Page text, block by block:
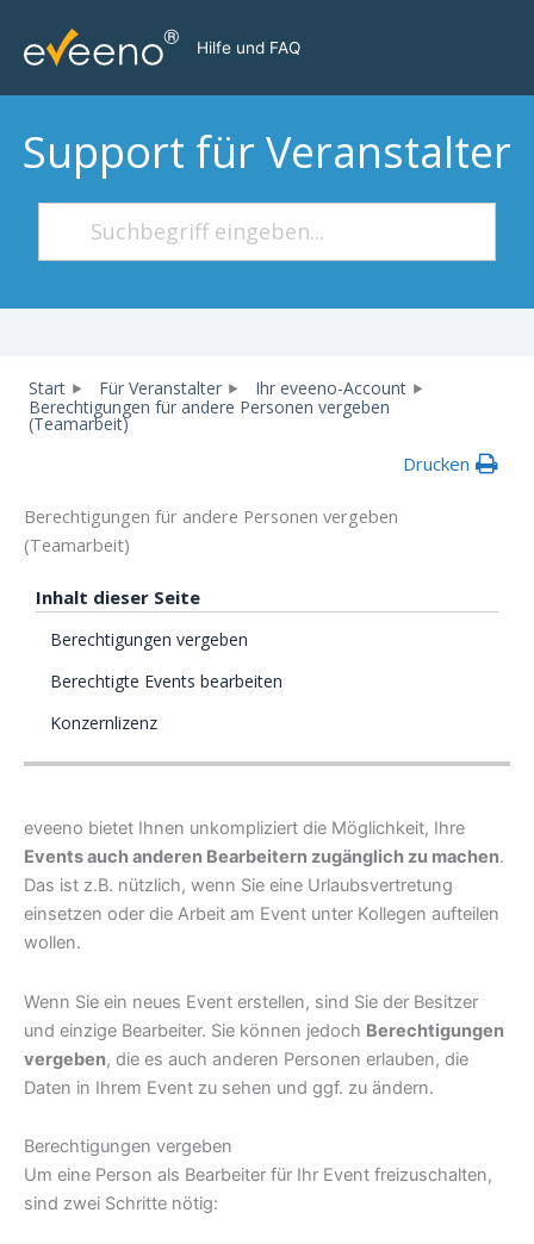
Inhalt
springen
Hilfe und FAQ
Support für Veranstalter
Start Für Veranstalter
Ihr eveeno-Account
Berechtigungen für andere Personen vergeben
(Teamarbeit)
Drucken
Berechtigungen für andere Personen vergeben
(Teamarbeit)
Inhalt dieser Seite
Berechtigungen vergeben
Berechtigte Events bearbeiten
Konzernlizenz
eveeno bietet Ihnen unkompliziert die Möglichkeit, Ihre
Events auch anderen Bearbeitern zugänglich zu machen.
Das ist z.B. nützlich, wenn Sie eine Urlaubsvertretung
einsetzen oder die Arbeit am Event unter Kollegen aufteilen
wollen.
Wenn Sie ein neues Event erstellen, sind Sie der Besitzer
und einzige Bearbeiter. Sie können jedoch Berechtigungen
vergeben, die es auch anderen Personen erlauben, die
Daten in Ihrem Event zu sehen und ggf. zu ändern.
Berechtigungen vergeben
Um eine Person als Bearbeiter für Ihr Event freizuschalten,
sind zwei Schritte nötig: